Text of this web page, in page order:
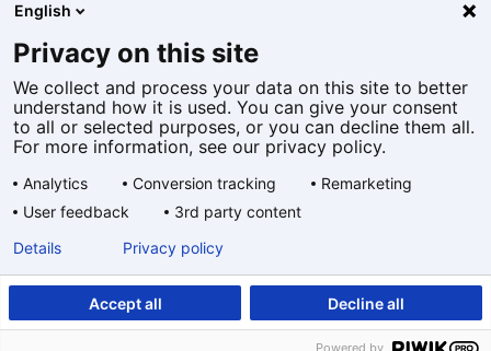
Cookies
Privacy statement
Toegankelijkheid
Algemene voorwaarden
taal:
English
Privacy on this site
We collect and process your data on this site to better
understand how it is used. You can give your consent
to all or selected purposes, or you can decline them all.
For more information, see our privacy policy.
Analytics Conversion tracking
Remarketing
User feedback
3rd party content
Accept all Decline all
Details Privacy policy
Powered by